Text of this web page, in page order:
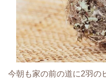
今朝も家の前の道に2羽の